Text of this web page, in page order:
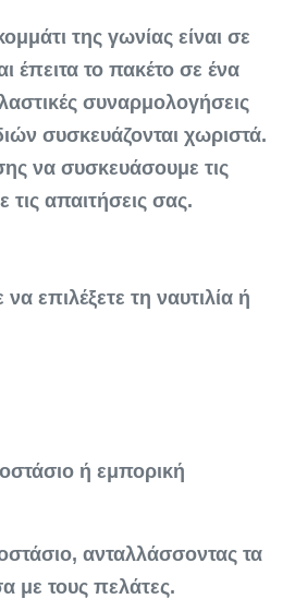
της γωνίας είναι σε
έπειτα το πακέτο σε ένα
συναρμολογήσεις
συσκευάζονται χωριστά.
να συσκευάσουμε τις
απαιτήσεις σας.
επιλέξετε τη ναυτιλία ή
ή εμπορική
ανταλλάσσοντας τα
με τους πελάτες.